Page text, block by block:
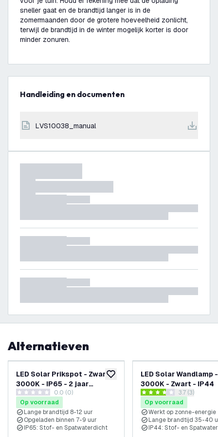
sneller gaat en de brandtijd langer is in de
zomermaanden door de grotere hoeveelheid zonlicht,
terwijl de brandtijd in de winter mogelijk korter is door
minder zonuren.
Handleiding en documenten
LVS10038_manual
Alternatieven
toevoegen aan verlanglijst
LED Solar Prikspot - Zwart -
3000K - IP65 - 2 jaar
garantie
0 score sterren0.0 (0)
Op voorraad
Lange brandtijd 8-12 uur
Opgeladen binnen 7-9 uur
IP65: Stof- en Spatwaterdicht
LED Solar Wandlamp -
3000K - Zwart - IP44
reviews
3.7 score sterren3.7 (3)
Op voorraad
Werkt op zonne-energie
Lange brandtijd 35-40
IP44: Stof- en